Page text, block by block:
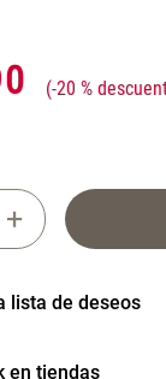
-20 %
+
en tiendas